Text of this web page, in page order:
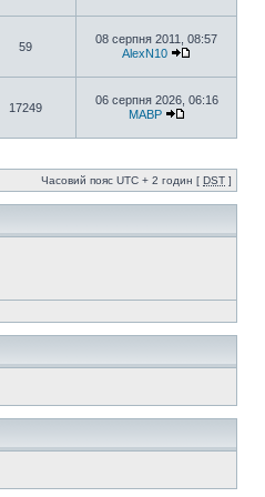
59
08 серпня 2011, 08:57
AlexN10
17249
06 серпня 2026, 06:16
MABP
Часовий пояс UTC + 2 годин [ DST ]